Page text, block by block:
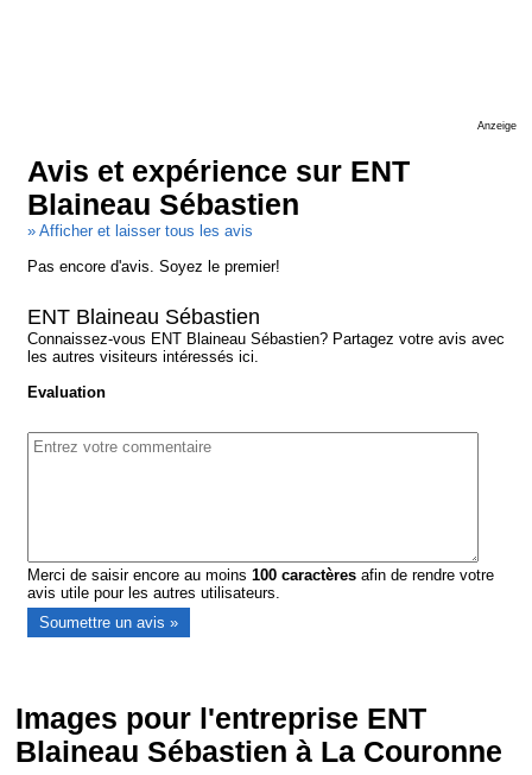
Anzeige
Avis et expérience sur ENT
Blaineau Sébastien
» Afficher et laisser tous les avis
Pas encore d'avis. Soyez le premier!
ENT Blaineau Sébastien
Connaissez-vous ENT Blaineau Sébastien? Partagez votre avis avec
les autres visiteurs intéressés ici.
Evaluation
Merci de saisir encore au moins100 caractères afin de rendre votre
avis utile pour les autres utilisateurs.
Images pour l'entreprise ENT
Blaineau Sébastien à La Couronne